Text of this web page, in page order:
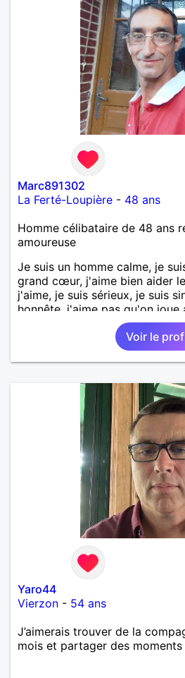
Marc891302
La Ferté-Loupière - 48 ans
Homme célibataire de 48 ans
amoureuse
Je suis un homme calme, je
grand cœur, j'aime bien aider
j'aime, je suis sérieux, je suis
honnête, j'aime pas qu'on
pas les mensonges. Je cherche
amoureuse et sérieuse.Voir le
Yaro44
Vierzon - 54 ans
J’aimerais trouver de la
mois et partager des moments